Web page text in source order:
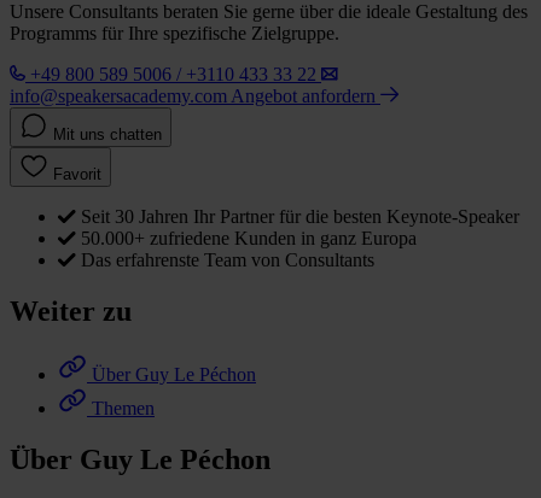
Unsere Consultants beraten Sie gerne über die ideale Gestaltung des
Programms für Ihre spezifische Zielgruppe.
+49 800 589 5006 / +3110 433 33 22
info@speakersacademy.com Angebot anfordern
Mit uns chatten
Favorit
Seit 30 Jahren Ihr Partner für die besten Keynote-Speaker
50.000+ zufriedene Kunden in ganz Europa
Das erfahrenste Team von Consultants
Weiter zu
Über Guy Le Péchon
Themen
Über Guy Le Péchon